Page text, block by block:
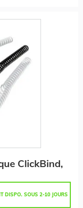
ClickBind,
DISPO. SOUS 2-10 JOURS